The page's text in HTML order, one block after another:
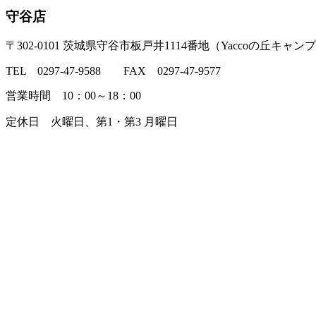
守谷店
〒302-0101 茨城県守谷市板戸井1114番地（Yaccoの丘キャン
TEL 0297-47-9588 FAX 0297-47-9577
営業時間 10：00～18：00
定休日 火曜日、第1・第3 月曜日